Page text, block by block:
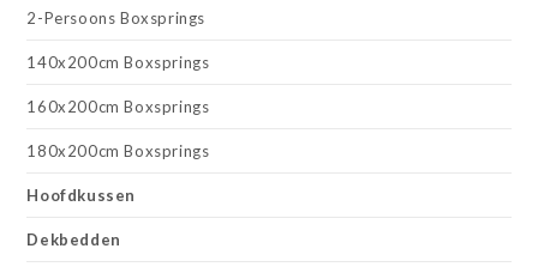
2-Persoons Boxsprings
140x200cm Boxsprings
160x200cm Boxsprings
180x200cm Boxsprings
Hoofdkussen
Dekbedden